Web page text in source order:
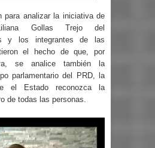
para analizar la iniciativa de
Gollas Trejo del
y los integrantes de las
el hecho de que, por
se analice también la
parlamentario del PRD, la
el Estado reconozca la
de todas las personas.